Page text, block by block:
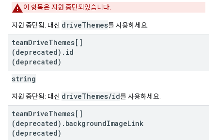
이 항목은 지원 중단되었습니다.
지원 중단됨: 대신 driveThemes를 사용하세요.
teamDriveThemes[]
(deprecated) . id
(deprecated)
string
지원 중단됨: 대신 driveThemes/id를 사용하세요.
teamDriveThemes[]
(deprecated) . backgroundImageLink
(deprecated)